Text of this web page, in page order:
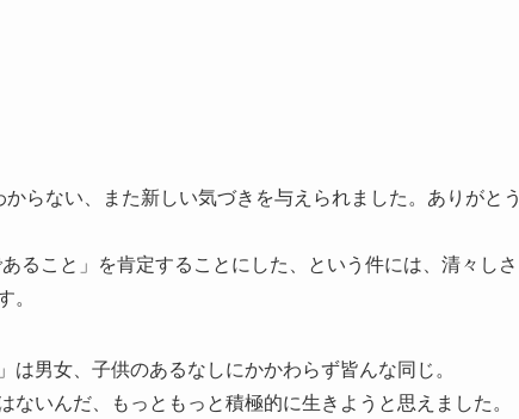
らない、また新しい気づきを与えられました。ありがとう
ること」を肯定することにした、という件には、清々しさ
。
は男女、子供のあるなしにかかわらず皆んな同じ。
いんだ、もっともっと積極的に生きようと思えました。